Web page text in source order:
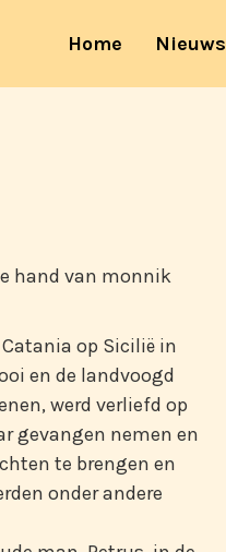
Home (current)
Nieuws
hand van monnik
op Sicilië in
en de landvoogd
werd verliefd op
gevangen nemen en
te brengen en
onder andere